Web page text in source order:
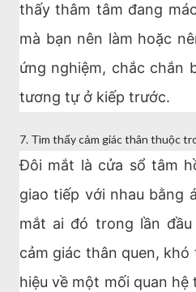
thấy thâm tâm đang
mà bạn nên làm hoặc
ứng nghiệm, chắc chắn
tương tự ở kiếp trước.
7. Tìm thấy cảm giác thân thuộc
Đôi mắt là cửa sổ tâm
giao tiếp với nhau bằng
mắt ai đó trong lần
cảm giác thân quen, khó
hiệu về một mối quan